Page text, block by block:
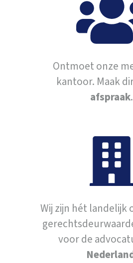
Ontmoet onze
kantoor. Maak
afspraak.
Wij zijn hét landelijk
voor de